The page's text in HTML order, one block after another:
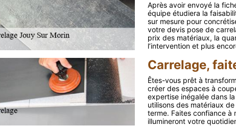
Après avoir envoyé la
équipe étudiera la
sur mesure pour
votre devis pose de
prix des matériaux, la
l’intervention et plus
Carrelage,
Êtes-vous prêt à
créer des espaces à
expertise inégalée dans
utilisons des matériaux
terme. Faites confiance à
illumineront votre